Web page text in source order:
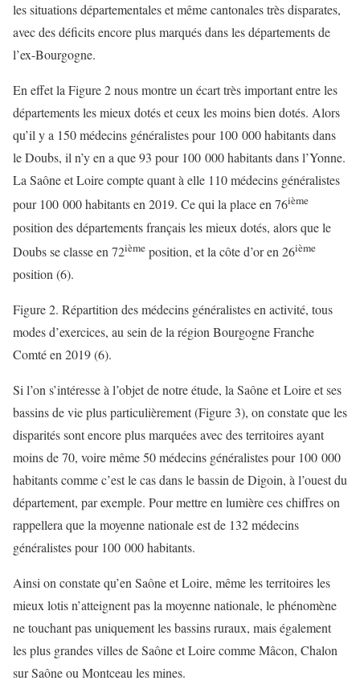
les situations départementales et même cantonales très disparates,
avec des déficits encore plus marqués dans les départements de
l’ex-Bourgogne.
En effet la Figure 2 nous montre un écart très important entre les
départements les mieux dotés et ceux les moins bien dotés. Alors
qu’il y a 150 médecins généralistes pour 100 000 habitants dans
le Doubs, il n’y en a que 93 pour 100 000 habitants dans l’Yonne.
La Saône et Loire compte quant à elle 110 médecins généralistes
pour 100 000 habitants en 2019. Ce qui la place en 76ième
position des départements français les mieux dotés, alors que le
Doubs se classe en 72ième position, et la côte d’or en 26ième
position (6).
Figure 2. Répartition des médecins généralistes en activité, tous
modes d’exercices, au sein de la région Bourgogne Franche
Comté en 2019 (6).
Si l’on s’intéresse à l’objet de notre étude, la Saône et Loire et ses
bassins de vie plus particulièrement (Figure 3), on constate que les
disparités sont encore plus marquées avec des territoires ayant
moins de 70, voire même 50 médecins généralistes pour 100 000
habitants comme c’est le cas dans le bassin de Digoin, à l’ouest du
département, par exemple. Pour mettre en lumière ces chiffres on
rappellera que la moyenne nationale est de 132 médecins
généralistes pour 100 000 habitants.
Ainsi on constate qu’en Saône et Loire, même les territoires les
mieux lotis n’atteignent pas la moyenne nationale, le phénomène
ne touchant pas uniquement les bassins ruraux, mais également
les plus grandes villes de Saône et Loire comme Mâcon, Chalon
sur Saône ou Montceau les mines.